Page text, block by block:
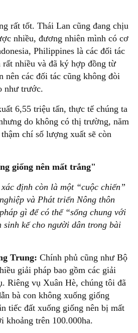
rất tốt. Thái Lan cũng đang chịu
nhiều, đương nhiên mình có cơ
Philippines là các đối tác
rất nhiều và đã ký hợp đồng từ
nên các đối tác cũng không đòi
như trước.
6,55 triệu tấn, thực tế chúng ta
do không có thị trường, năm
chí số lượng xuất sẽ còn
giống nên mất trắng"
định còn là một “cuộc chiến”
và Phát triển Nông thôn
gì để có thể “sống chung với
kế cho người dân trong bài
Trung: Chính phủ cũng như Bộ
giải pháp bao gồm các giải
Riêng vụ Xuân Hè, chúng tôi đã
bà con không xuống giống
tiếc đất xuống giống nên bị mất
khoảng trên 100.000ha.